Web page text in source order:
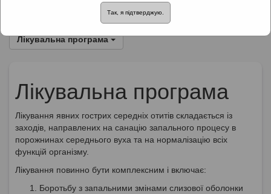
Лікувальна програма
Лікувальна програма
Лікування явних гострих середніх отитів складається із
заходів, направлених на санацію запального процесу в
порожнинах середнього вуха та на нормалізацію всіх
функцій організму.
Лікування повинно бути комплексним і включає:
Боротьбу з запальними змінами слизової оболонки
Так, я підтверджую.